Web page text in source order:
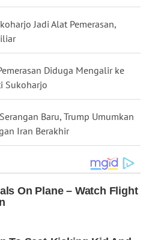
Jadi Alat Pemerasan,
Diduga Mengalir ke
Sukoharjo
Baru, Trump Umumkan
Iran Berakhir